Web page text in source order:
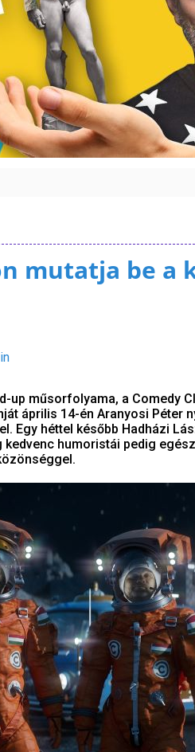
mutatja be a
up műsorfolyama, a Comedy
április 14-én Aranyosi Péter
Egy héttel később Hadházi
humoristái pedig